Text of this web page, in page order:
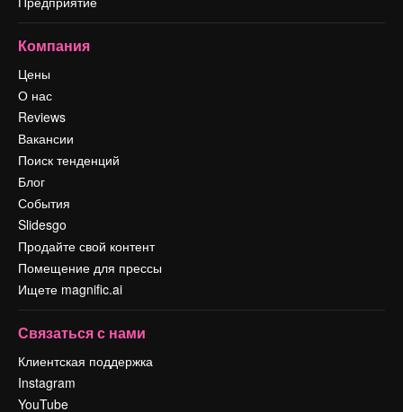
Компания
Цены
О нас
Reviews
Вакансии
Поиск тенденций
Блог
События
Slidesgo
Продайте свой контент
Помещение для прессы
Ищете magnific.ai
Связаться с нами
Клиентская поддержка
Instagram
YouTube